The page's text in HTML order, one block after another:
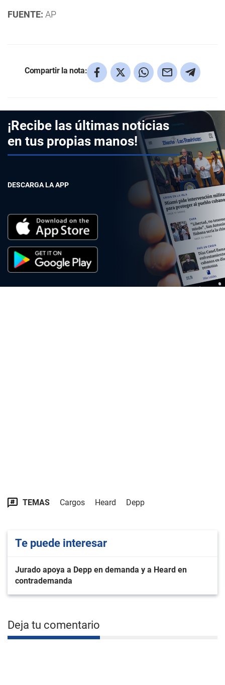
FUENTE: AP
Compartir la nota:
¡Recibe las últimas noticias
en tus propias manos!
DESCARGA LA APP
TEMAS Cargos Heard Depp
Te puede interesar
Jurado apoya a Depp en demanda y a Heard en
contrademanda
Deja tu comentario